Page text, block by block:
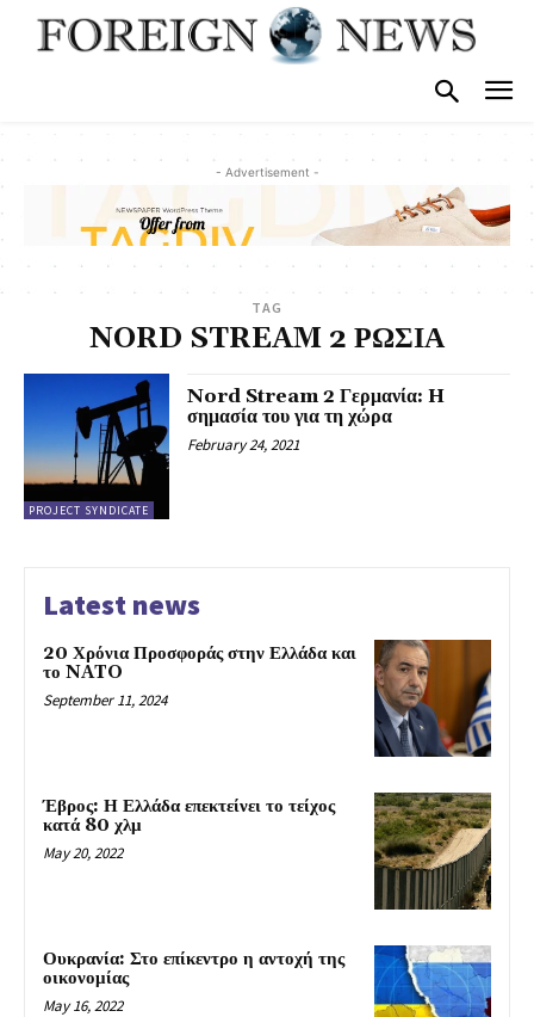
- Advertisement -
TAG
NORD STREAM 2 ΡΩΣΙΑ
PROJECT SYNDICATE
Nord Stream 2 Γερμανία: H
σημασία του για τη χώρα
February 24, 2021
Latest news
20 Χρόνια Προσφοράς στην Ελλάδα και
το NATO
September 11, 2024
Έβρος: Η Ελλάδα επεκτείνει το τείχος
κατά 80 χλμ
May 20, 2022
Ουκρανία: Στο επίκεντρο η αντοχή της
οικονομίας
May 16, 2022